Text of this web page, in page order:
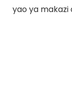
yao ya makazi